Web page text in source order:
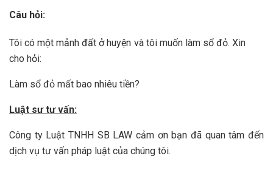
Câu hỏi:
Tôi có một mảnh đất ở huyện và tôi muốn làm sổ đỏ. Xin
cho hỏi:
Làm sổ đỏ mất bao nhiêu tiền?
Luật sư tư vấn:
Công ty Luật TNHH SB LAW cảm ơn bạn đã quan tâm đến
dịch vụ tư vấn pháp luật của chúng tôi.